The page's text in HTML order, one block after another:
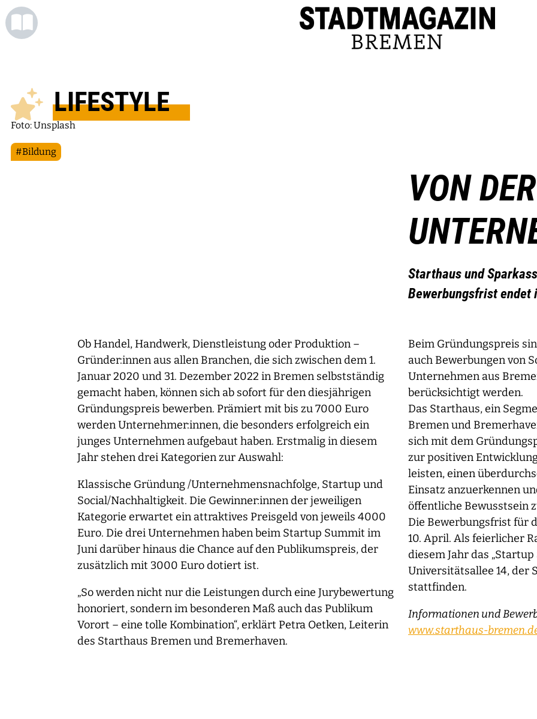
Foto: Unsplash
#Bildung
LIFESTYLE
VON
Starthaus und
Bewerbungsfrist endet
Ob Handel, Handwerk, Dienstleistung oder Produktion –
Gründer:innen aus allen Branchen, die sich zwischen dem 1.
Januar 2020 und 31. Dezember 2022 in Bremen selbstständig
gemacht haben, können sich ab sofort für den diesjährigen
Gründungspreis bewerben. Prämiert mit bis zu 7000 Euro
werden Unternehmer:innen, die besonders erfolgreich ein
junges Unternehmen aufgebaut haben. Erstmalig in diesem
Jahr stehen drei Kategorien zur Auswahl:
Klassische Gründung /Unternehmensnachfolge, Start­up und
Social/Nachhaltigkeit. Die Gewinner:innen der jeweiligen
Kategorie erwartet ein attraktives Preisgeld von jeweils 4000
Euro. Die drei Unternehmen haben beim Startup Summit im
Juni darüber hinaus die Chance auf den Publikumspreis, der
zusätzlich mit 3000 Euro dotiert ist.
„So werden nicht nur die Leistungen durch eine Jurybewertung
honoriert, sondern im besonderen Maß auch das Publikum
Vorort – eine tolle Kombination“, erklärt Petra Oetken, Leiterin
des Starthaus Bremen und Bremerhaven.
Beim Gründungspreis
auch Bewerbungen von
Unternehmen aus
berücksichtigt werden.
Das Starthaus, ein
Bremen und
sich mit dem
zur positiven
leisten, einen
Einsatz anzuerkennen
öffentliche Bewusstsein
Die Bewerbungsfrist für
10. April. Als feierlicher
diesem Jahr das
Universitätsallee 14, der
stattfinden.
Informationen und
www.starthaus-